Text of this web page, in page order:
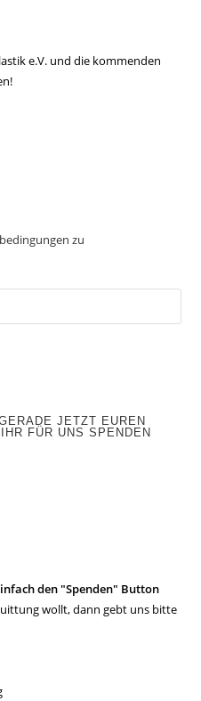
e.V. und die kommenden
zu
JETZT EUREN
FÜR UNS SPENDEN
den "Spenden" Button
wollt, dann gebt uns bitte